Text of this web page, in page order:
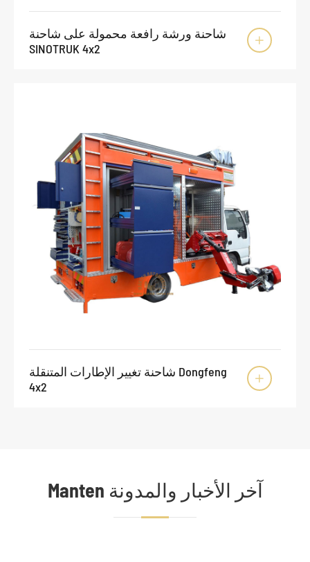
شاحنة ورشة رافعة محمولة على شاحنة
SINOTRUK 4x2

شاحنة تغيير الإطارات المتنقلة Dongfeng
4x2

Manten آخر الأخبار والمدونة